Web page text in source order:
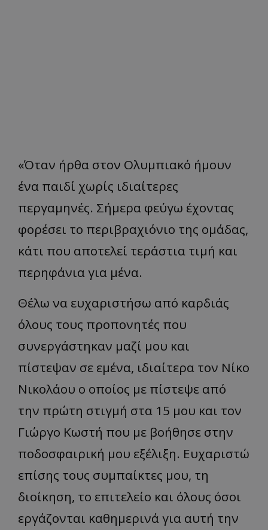
«Όταν ήρθα στον Ολυμπιακό ήμουν
ένα παιδί χωρίς ιδιαίτερες
περγαμηνές. Σήμερα φεύγω έχοντας
φορέσει το περιβραχιόνιο της ομάδας,
κάτι που αποτελεί τεράστια τιμή και
περηφάνια για μένα.
Θέλω να ευχαριστήσω από καρδιάς
όλους τους προπονητές που
συνεργάστηκαν μαζί μου και
πίστεψαν σε εμένα, ιδιαίτερα τον Νίκο
Νικολάου ο οποίος με πίστεψε από
την πρώτη στιγμή στα 15 μου και τον
Γιώργο Κωστή που με βοήθησε στην
ποδοσφαιρική μου εξέλιξη. Ευχαριστώ
επίσης τους συμπαίκτες μου, τη
διοίκηση, το επιτελείο και όλους όσοι
εργάζονται καθημερινά για αυτή την